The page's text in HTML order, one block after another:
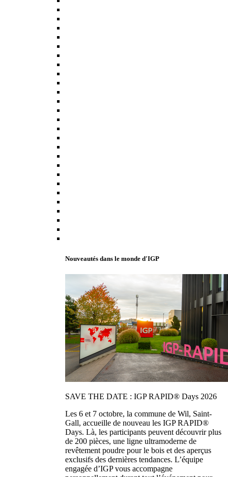
Nouveautés dans le monde d'IGP
SAVE THE DATE : IGP RAPID® Days 2026
Les 6 et 7 octobre, la commune de Wil, Saint-
Gall, accueille de nouveau les IGP RAPID®
Days. Là, les participants peuvent découvrir plus
de 200 pièces, une ligne ultramoderne de
revêtement poudre pour le bois et des aperçus
exclusifs des dernières tendances. L’équipe
engagée d’IGP vous accompagne